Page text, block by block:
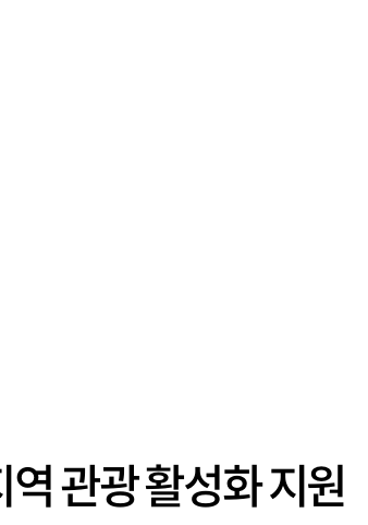
관광 활성화 지원